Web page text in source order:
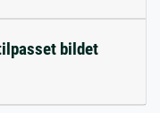
bildet